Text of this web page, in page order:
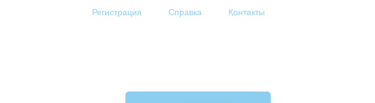
Регистрация Справка Контакты